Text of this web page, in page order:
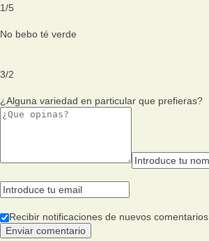
1/5
No bebo té verde
3/2
¿Alguna variedad en particular que prefieras?
Recibir notificaciones de nuevos comentarios